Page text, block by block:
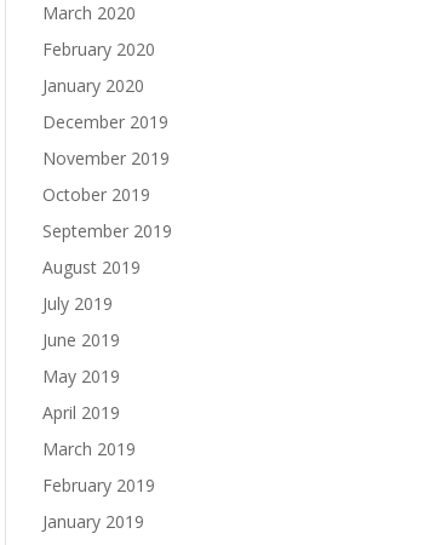
March 2020
February 2020
January 2020
December 2019
November 2019
October 2019
September 2019
August 2019
July 2019
June 2019
May 2019
April 2019
March 2019
February 2019
January 2019